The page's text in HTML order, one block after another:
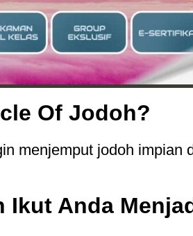
Of Jodoh?
menjemput jodoh impian
Ikut Anda